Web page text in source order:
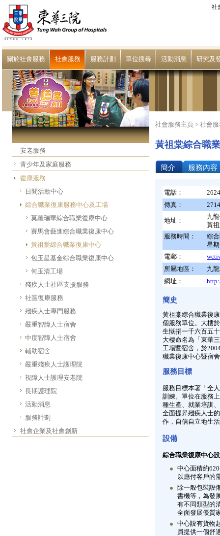
社
關於社會服務 社會服務 服務計劃 單位搜尋 活動消息 研究及
安老服務
青少年及家庭服務
復康服務
日間活動中心
綜合職業復康服務中心及工場
莫羅瑞華綜合職業復康中心
賽馬會藝進綜合職業復康中心
黃祖棠綜合職業復康中心
包玉星基金綜合職業復康中心
何玉清工場
殘疾人士社區支援服務
社區復康服務
殘疾人士專門服務
嚴重智障人士宿舍
中度智障人士宿舍
輔助宿舍
嚴重殘疾人士護理院
視障人士護理安老院
長期護理院
活動消息
服務計劃
社會企業及社會創新
社會服務主頁 > 社會
黃祖棠綜合職
簡介 服務內容
電話：
傳真：
地址：
九
黃
服務時間：
綜
星
電郵：
所屬地區：
九
網址：
簡史
黃祖棠綜合職業復
個服務單位。大樓
生慨捐一千六百五
大樓命名為「東華
工場暨宿舍，於
職業復康中心暨宿
服務目標
服務目標本著「全
訓練。單位在服務
種生產、就業培訓
全面提昇殘疾人士
作，自信自立地生
設備
綜合職業復康中心
中心面積約
以應付客戶的
除一般包裝設
書機等，為發
有不同類型的
全面發展優質
中心設有貨物
員提供一個舒